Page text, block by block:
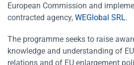
European Commission and
contracted agency, WEGlobal SRL.
The programme seeks to raise
knowledge and understanding of
relations and of EU enlargement